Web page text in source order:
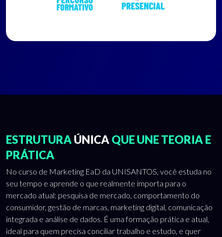
ESTRUTURA ÚNICA QUE UNE TEORIA E
PRÁTICA
No curso de Marketing EaD da UNISANTOS, você estuda no
seu tempo e aprende o que realmente importa para o
mercado atual: pesquisa de mercado, comportamento do
consumidor, gestão de marcas, marketing digital, comunicação
integrada e análise de dados. É uma formação prática e atual,
ideal para quem precisa conciliar trabalho e estudo, e quer